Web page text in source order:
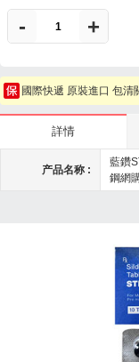
- +
國際快遞 原裝進口 包清
詳情
产品名称 :
藍鑽
鋼網